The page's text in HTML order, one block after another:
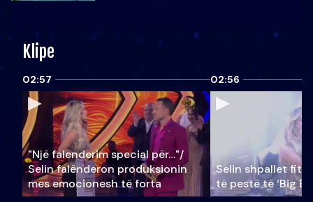
Klipe
02:57
"Një falenderim special për…"/
Selin falënderon produksionin
mes emocionesh të forta
02:56
Selin shpallet
të pestë të ‘Big